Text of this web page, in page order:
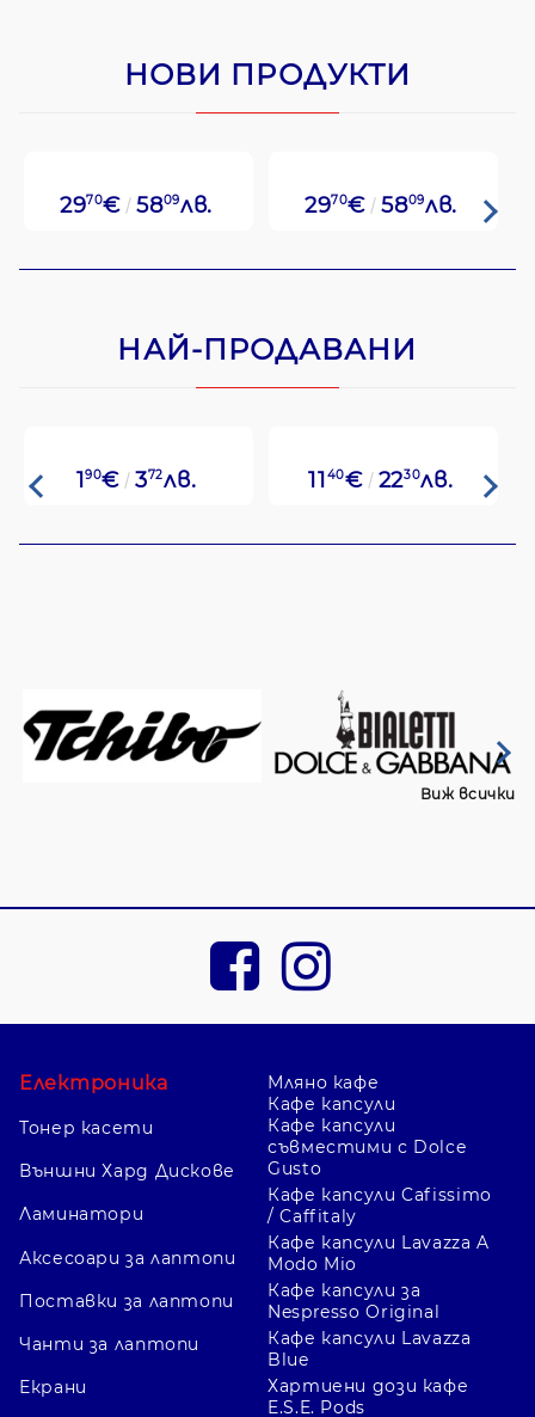
НОВИ ПРОДУКТИ
2970€ 5809лв. 2970€ 5809лв.
НАЙ-ПРОДАВАНИ
190€ 372лв. 11 40€ 2230лв.
Виж всички
Електроника
Тонер касети
Външни Хард Дискове
Ламинатори
Аксесоари за лаптопи
Поставки за лаптопи
Чанти за лаптопи
Екрани
Мляно кафе
Кафе капсули
Кафе капсули
съвместими с Dolce
Gusto
Кафе капсули Cafissimo
/ Caffitaly
Кафе капсули Lavazza A
Modo Mio
Кафе капсули за
Nespresso Original
Кафе капсули Lavazza
Blue
Хартиени дози кафе
E.S.E. Pods